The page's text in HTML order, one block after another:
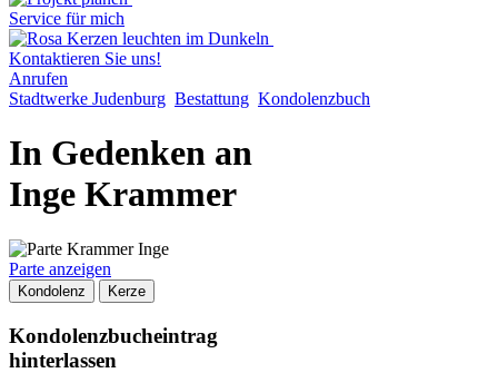
Service für mich
Kontaktieren Sie uns!
Anrufen
Stadtwerke Judenburg Bestattung Kondolenzbuch
In Gedenken an
Inge Krammer
Parte anzeigen
Kondolenz Kerze
Kondolenzbucheintrag
hinterlassen